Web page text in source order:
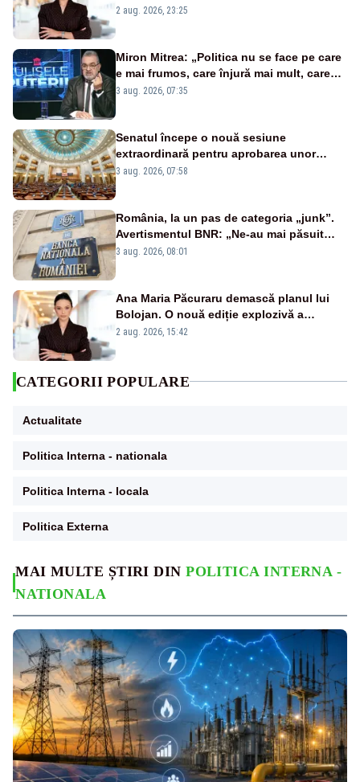
MAI MULTE ȘTIRI DINPOLITICA INTERNA -
NATIONALA
portiță?”
2 aug. 2026, 23:25
Miron Mitrea: „Politica nu se face pe care
e mai frumos, care înjură mai mult, care
țipă mai tare, ci pe proiecte”
3 aug. 2026, 07:35
Senatul începe o nouă sesiune
extraordinară pentru aprobarea unor
jaloane din PNRR
3 aug. 2026, 07:58
România, la un pas de categoria „junk”.
Avertismentul BNR: „Ne-au mai păsuit
pentru câteva luni”
3 aug. 2026, 08:01
Ana Maria Păcuraru demască planul lui
Bolojan. O nouă ediție explozivă a
emisiunii „Miza Zilei” la Realitatea PLUS
2 aug. 2026, 15:42
CATEGORII POPULARE
Actualitate
Politica Interna - nationala
Politica Interna - locala
Politica Externa